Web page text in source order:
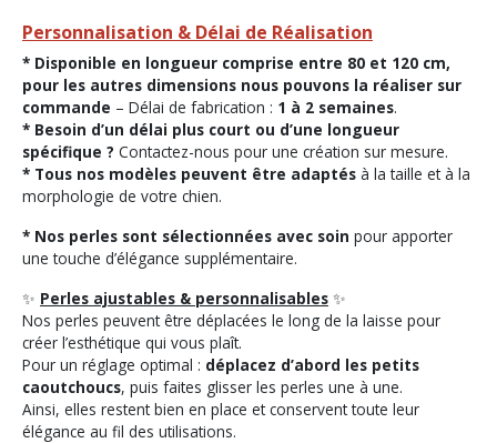
Personnalisation & Délai de Réalisation
* Disponible en longueur comprise entre 80 et 120 cm,
pour les autres dimensions nous pouvons la réaliser sur
commande – Délai de fabrication : 1 à 2 semaines.
* Besoin d’un délai plus court ou d’une longueur
spécifique ? Contactez-nous pour une création sur mesure.
* Tous nos modèles peuvent être adaptés à la taille et à la
morphologie de votre chien.
* Nos perles sont sélectionnées avec soin pour apporter
une touche d’élégance supplémentaire.
✨ Perles ajustables & personnalisables ✨
Nos perles peuvent être déplacées le long de la laisse pour
créer l’esthétique qui vous plaît.
Pour un réglage optimal : déplacez d’abord les petits
caoutchoucs, puis faites glisser les perles une à une.
Ainsi, elles restent bien en place et conservent toute leur
élégance au fil des utilisations.